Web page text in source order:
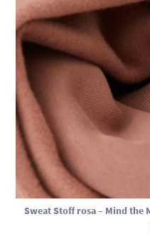
Sweat Stoff rosa – Mind the